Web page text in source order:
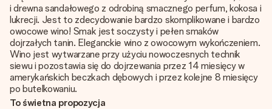
i drewna sandałowego z odrobiną smacznego perfum, kokosa i
lukrecji. Jest to zdecydowanie bardzo skomplikowane i bardzo
owocowe wino! Smak jest soczysty i pełen smaków
dojrzałych tanin. Eleganckie wino z owocowym wykończeniem.
Wino jest wytwarzane przy użyciu nowoczesnych technik
siewu i pozostawia się do dojrzewania przez 14 miesięcy w
amerykańskich beczkach dębowych i przez kolejne 8 miesięcy
po butelkowaniu.
To świetna propozycja